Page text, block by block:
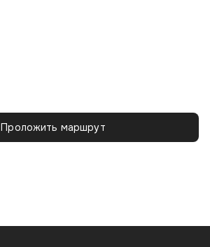
Проложить маршрут